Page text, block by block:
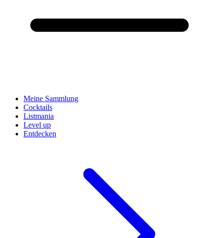
Meine Sammlung
Cocktails
Listmania
Level up
Entdecken